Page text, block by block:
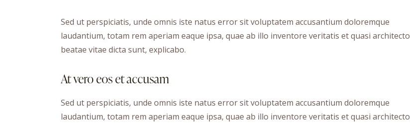
Sed ut perspiciatis, unde omnis iste natus error sit voluptatem accusantium doloremque
laudantium, totam rem aperiam eaque ipsa, quae ab illo inventore veritatis et quasi architecto
beatae vitae dicta sunt, explicabo.
At vero eos et accusam
Sed ut perspiciatis, unde omnis iste natus error sit voluptatem accusantium doloremque
laudantium, totam rem aperiam eaque ipsa, quae ab illo inventore veritatis et quasi architecto